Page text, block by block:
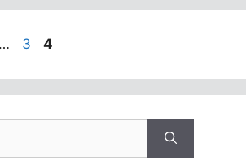
… Seite
3 Seite
4